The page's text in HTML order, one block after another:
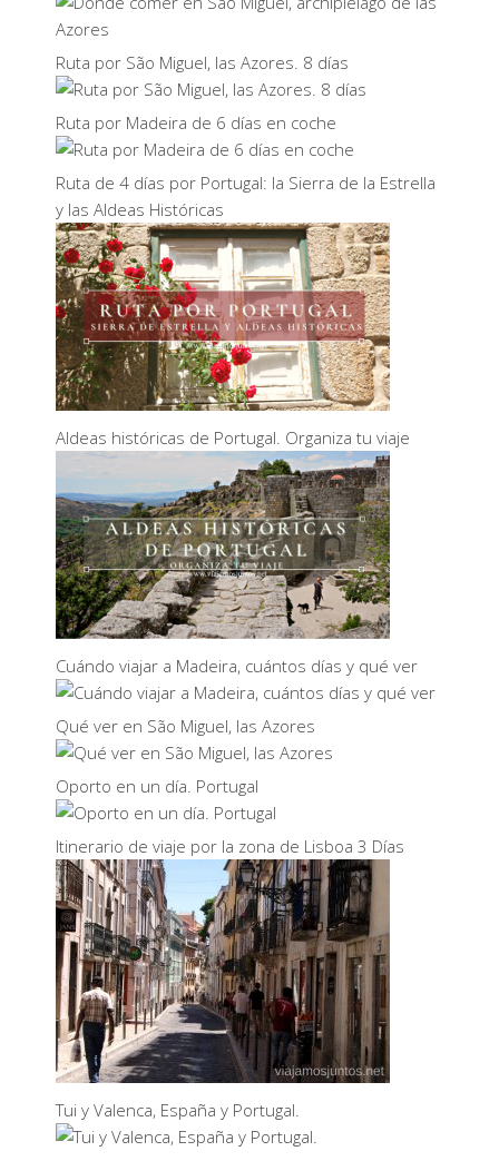
Ruta por São Miguel, las Azores. 8 días
Ruta por Madeira de 6 días en coche
Ruta de 4 días por Portugal: la Sierra de la Estrella
y las Aldeas Históricas
Aldeas históricas de Portugal. Organiza tu viaje
Cuándo viajar a Madeira, cuántos días y qué ver
Qué ver en São Miguel, las Azores
Oporto en un día. Portugal
Itinerario de viaje por la zona de Lisboa 3 Días
Tui y Valenca, España y Portugal.